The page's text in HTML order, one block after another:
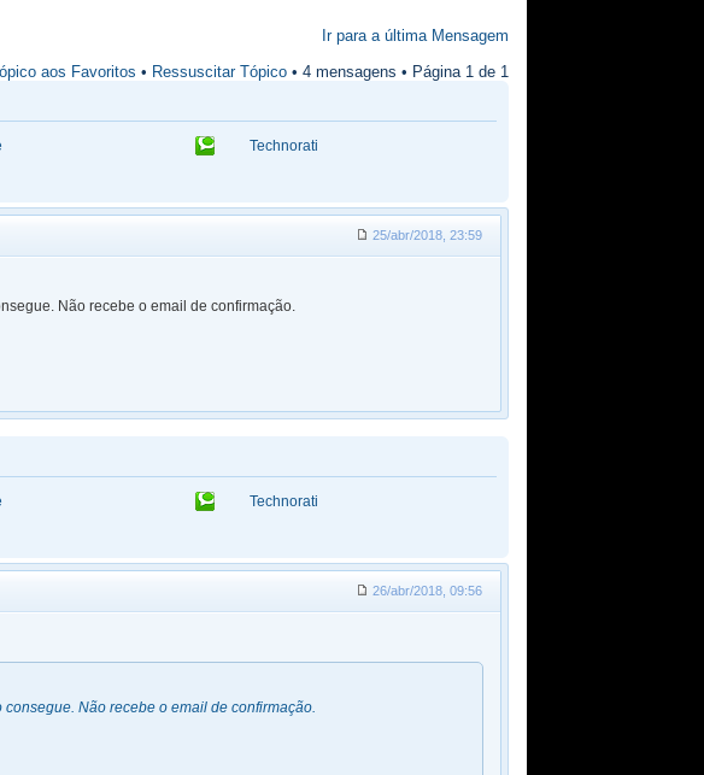
Ir para a última Mensagem
aos Favoritos • Ressuscitar Tópico • 4 mensagens • Página 1 de 1
Technorati
25/abr/2018, 23:59
Não recebe o email de confirmação.
Technorati
26/abr/2018, 09:56
Não recebe o email de confirmação.